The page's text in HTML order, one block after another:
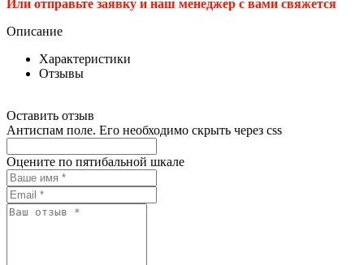
Или отправьте заявку и наш менеджер с вами свяжется
Описание
Характеристики
Отзывы
Оставить отзыв
Антиспам поле. Его необходимо скрыть через css
Оцените по пятибальной шкале